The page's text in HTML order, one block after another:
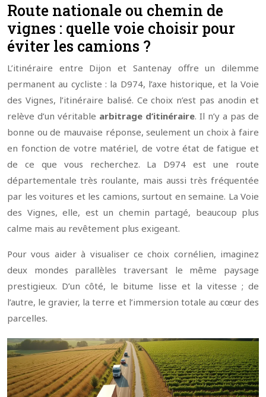
Route nationale ou chemin de
vignes : quelle voie choisir pour
éviter les camions ?
L’itinéraire entre Dijon et Santenay offre un dilemme
permanent au cycliste : la D974, l’axe historique, et la Voie
des Vignes, l’itinéraire balisé. Ce choix n’est pas anodin et
relève d’un véritable arbitrage d’itinéraire. Il n’y a pas de
bonne ou de mauvaise réponse, seulement un choix à faire
en fonction de votre matériel, de votre état de fatigue et
de ce que vous recherchez. La D974 est une route
départementale très roulante, mais aussi très fréquentée
par les voitures et les camions, surtout en semaine. La Voie
des Vignes, elle, est un chemin partagé, beaucoup plus
calme mais au revêtement plus exigeant.
Pour vous aider à visualiser ce choix cornélien, imaginez
deux mondes parallèles traversant le même paysage
prestigieux. D’un côté, le bitume lisse et la vitesse ; de
l’autre, le gravier, la terre et l’immersion totale au cœur des
parcelles.